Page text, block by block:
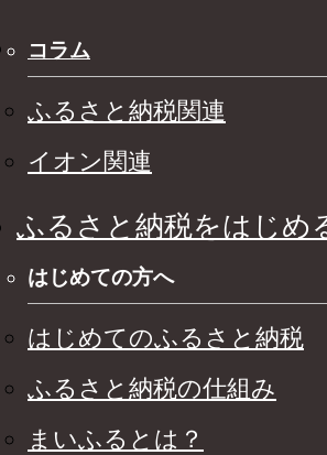
コラム
ふるさと納税関連
イオン関連
ふるさと納税をはじめ
はじめての方へ
はじめてのふるさと納税
ふるさと納税の仕組み
まいふるとは？